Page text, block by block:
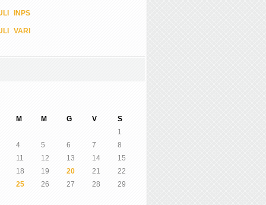
INPS
VARI
M M G V S
1
4
5 6 7
8
11
12 13 14
15
18
19 20 21
22
25
26 27 28 29